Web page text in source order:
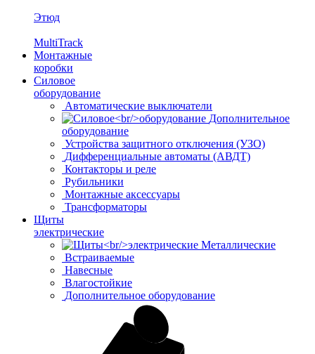
Этюд
MultiTrack
Монтажные
коробки
Силовое
оборудование
Автоматические выключатели
Дополнительное
оборудование
Устройства защитного отключения (УЗО)
Дифференциальные автоматы (АВДТ)
Контакторы и реле
Рубильники
Монтажные аксессуары
Трансформаторы
Щиты
электрические
Металлические
Встраиваемые
Навесные
Влагостойкие
Дополнительное оборудование